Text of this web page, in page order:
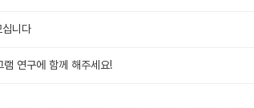
니다
연구에 함께 해주세요!